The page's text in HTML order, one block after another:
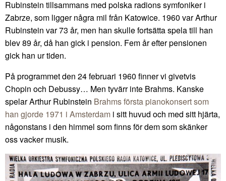
Rubinstein tillsammans med polska radions symfoniker i
Zabrze, som ligger några mil från Katowice. 1960 var Arthur
Rubinstein var 73 år, men han skulle fortsätta spela till han
blev 89 år, då han gick i pension. Fem år efter pensionen
gick han ur tiden.
På programmet den 24 februari 1960 finner vi givetvis
Chopin och Debussy… Men tyvärr inte Brahms. Kanske
spelar Arthur Rubinstein Brahms första pianokonsert som
han gjorde 1971 i Amsterdam i sitt huvud och med sitt hjärta,
någonstans i den himmel som finns för dem som skänker
oss vacker musik.